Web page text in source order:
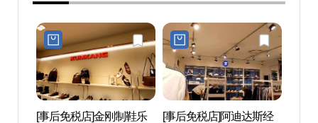
[事后免税店]金刚制鞋乐
[事后免税店]阿迪达斯经